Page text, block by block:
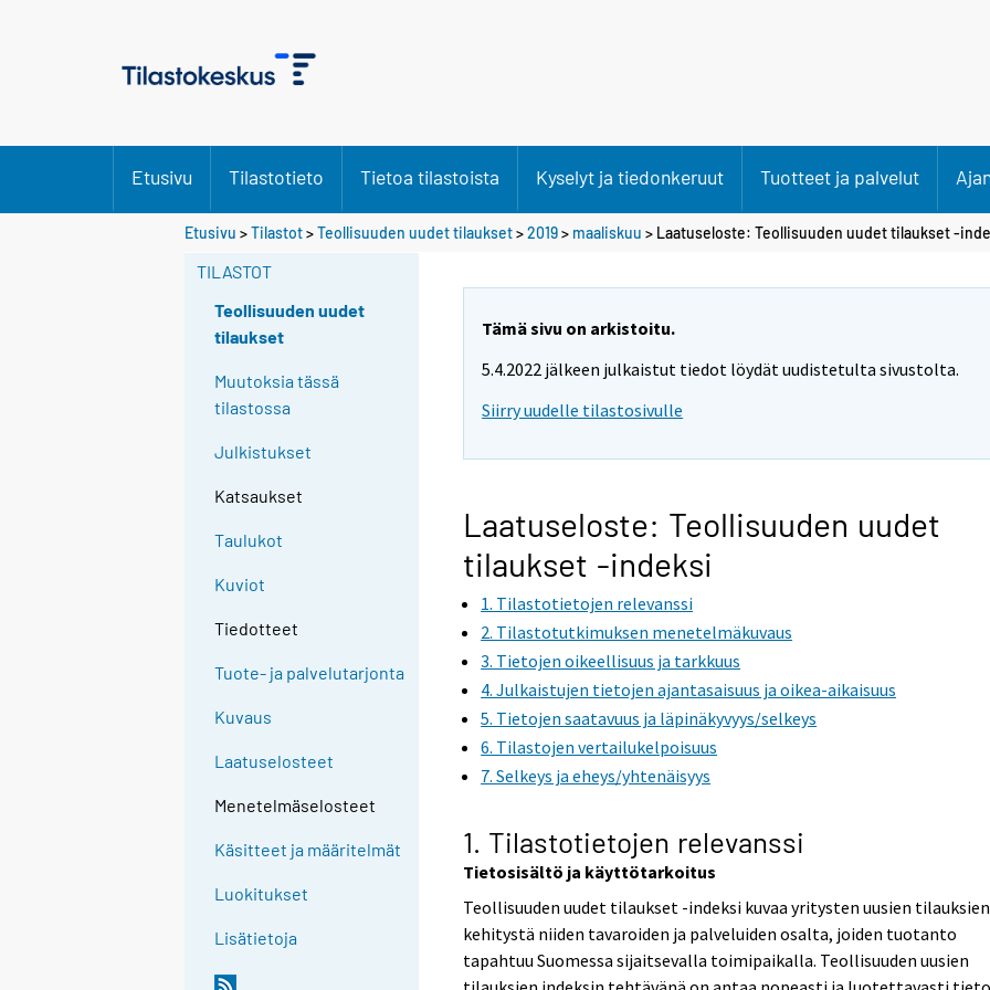
Etusivu Tilastotieto Tietoa tilastoista Kyselyt ja tiedonkeruut Tuotteet ja palvelut
Etusivu >Tilastot>Teollisuuden uudet tilaukset>2019> maaliskuu > Laatuseloste: Teollisuuden uudet tilaukset -
TILASTOT
Teollisuuden uudet
tilaukset
Muutoksia tässä
tilastossa
Julkistukset
Katsaukset
Taulukot
Kuviot
Tiedotteet
Tuote- ja palvelutarjonta
Kuvaus
Laatuselosteet
Menetelmäselosteet
Käsitteet ja määritelmät
Luokitukset
Lisätietoja
Tämä sivu on arkistoitu.
5.4.2022 jälkeen julkaistut tiedot löydät uudistetulta sivustolta.
Siirry uudelle tilastosivulle
Laatuseloste: Teollisuuden uudet
tilaukset -indeksi
1. Tilastotietojen relevanssi
2. Tilastotutkimuksen menetelmäkuvaus
3. Tietojen oikeellisuus ja tarkkuus
4. Julkaistujen tietojen ajantasaisuus ja oikea-aikaisuus
5. Tietojen saatavuus ja läpinäkyvyys/selkeys
6. Tilastojen vertailukelpoisuus
7. Selkeys ja eheys/yhtenäisyys
1. Tilastotietojen relevanssi
Tietosisältö ja käyttötarkoitus
Teollisuuden uudet tilaukset -indeksi kuvaa yritysten uusien tilauksien
kehitystä niiden tavaroiden ja palveluiden osalta, joiden tuotanto
tapahtuu Suomessa sijaitsevalla toimipaikalla. Teollisuuden uusien